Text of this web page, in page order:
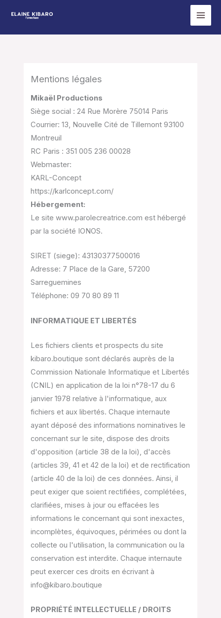
contenu
Mentions légales
Mikaël Productions
Siège social : 24 Rue Morère 75014 Paris
Courrier: 13, Nouvelle Cité de Tillemont 93100
Montreuil
RC Paris : 351 005 236 00028
Webmaster:
KARL-Concept
https://karlconcept.com/
Hébergement:
Le site www.parolecreatrice.com est hébergé
par la société IONOS.
SIRET (siege): 43130377500016
Adresse: 7 Place de la Gare, 57200
Sarreguemines
Téléphone: 09 70 80 89 11
INFORMATIQUE ET LIBERTÉS
Les fichiers clients et prospects du site
kibaro.boutique sont déclarés auprès de la
Commission Nationale Informatique et Libertés
(CNIL) en application de la loi n°78-17 du 6
janvier 1978 relative à l'informatique, aux
fichiers et aux libertés. Chaque internaute
ayant déposé des informations nominatives le
concernant sur le site, dispose des droits
d'opposition (article 38 de la loi), d'accès
(articles 39, 41 et 42 de la loi) et de rectification
(article 40 de la loi) de ces données. Ainsi, il
peut exiger que soient rectifiées, complétées,
clarifiées, mises à jour ou effacées les
informations le concernant qui sont inexactes,
incomplètes, équivoques, périmées ou dont la
collecte ou l'utilisation, la communication ou la
conservation est interdite. Chaque internaute
peut exercer ces droits en écrivant à
info@kibaro.boutique
PROPRIÉTÉ INTELLECTUELLE / DROITS